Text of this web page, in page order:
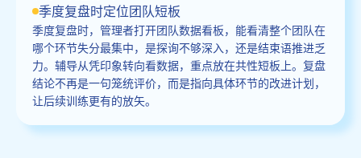
季度复盘时定位团队短板
季度复盘时，管理者打开团队数据看板，能看清整个团队在
哪个环节失分最集中，是探询不够深入，还是结束语推进乏
力。辅导从凭印象转向看数据，重点放在共性短板上。复盘
结论不再是一句笼统评价，而是指向具体环节的改进计划，
让后续训练更有的放矢。